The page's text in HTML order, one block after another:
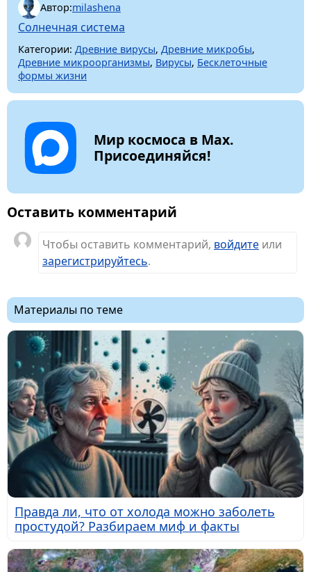
Автор:milashena
Солнечная система
Категории: Древние вирусы, Древние микробы,
Древние микроорганизмы, Вирусы, Бесклеточные
формы жизни
Мир космоса в Max.
Присоединяйся!
Оставить комментарий
Чтобы оставить комментарий, войдите или
зарегистрируйтесь.
Материалы по теме
Правда ли, что от холода можно заболеть
простудой? Разбираем миф и факты